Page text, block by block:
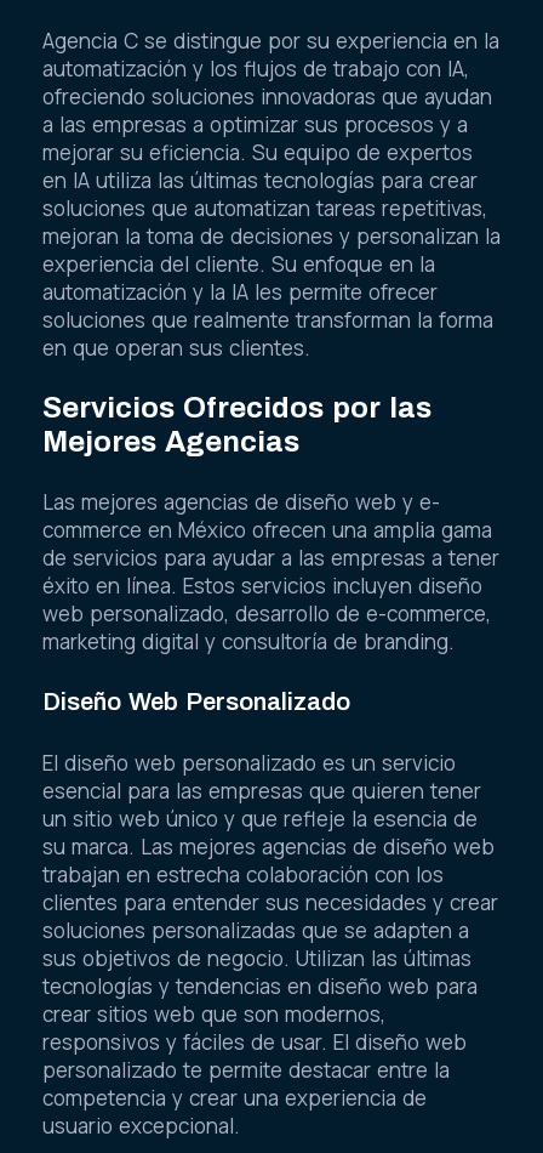
Agencia C se distingue por su experiencia en la
automatización y los flujos de trabajo con IA,
ofreciendo soluciones innovadoras que ayudan
a las empresas a optimizar sus procesos y a
mejorar su eficiencia. Su equipo de expertos
en IA utiliza las últimas tecnologías para crear
soluciones que automatizan tareas repetitivas,
mejoran la toma de decisiones y personalizan la
experiencia del cliente. Su enfoque en la
automatización y la IA les permite ofrecer
soluciones que realmente transforman la forma
en que operan sus clientes.
Servicios Ofrecidos por las
Mejores Agencias
Las mejores agencias de diseño web y e-
commerce en México ofrecen una amplia gama
de servicios para ayudar a las empresas a tener
éxito en línea. Estos servicios incluyen diseño
web personalizado, desarrollo de e-commerce,
marketing digital y consultoría de branding.
Diseño Web Personalizado
El diseño web personalizado es un servicio
esencial para las empresas que quieren tener
un sitio web único y que refleje la esencia de
su marca. Las mejores agencias de diseño web
trabajan en estrecha colaboración con los
clientes para entender sus necesidades y crear
soluciones personalizadas que se adapten a
sus objetivos de negocio. Utilizan las últimas
tecnologías y tendencias en diseño web para
crear sitios web que son modernos,
responsivos y fáciles de usar. El diseño web
personalizado te permite destacar entre la
competencia y crear una experiencia de
usuario excepcional.